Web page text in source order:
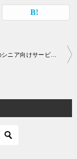
外食業界のシニア向けサービスがアメリカに10年以上遅れた理由